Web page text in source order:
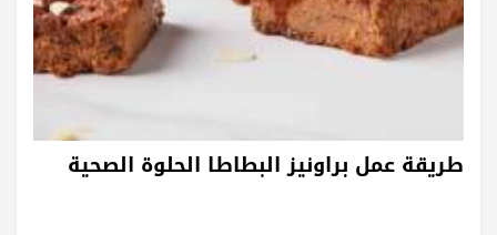
طريقة عمل براونيز البطاطا الحلوة الصحية